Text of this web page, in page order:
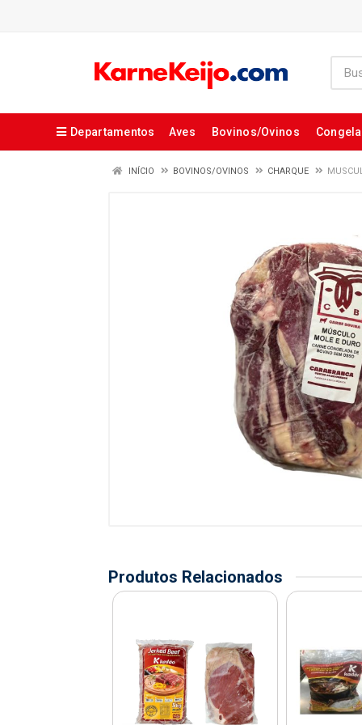
Departamentos Aves Bovinos/Ovinos
INÍCIO BOVINOS/OVINOS CHARQUE
Produtos Relacionados